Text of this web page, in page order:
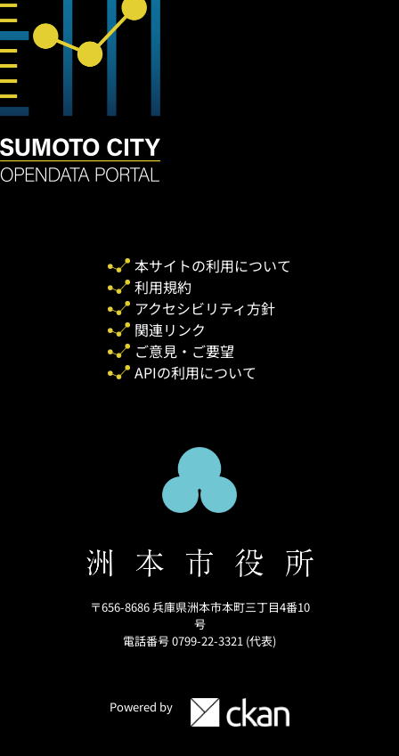
本サイトの利用について
利用規約
アクセシビリティ方針
関連リンク
ご意見・ご要望
APIの利用について
〒656-8686 兵庫県洲本市本町三丁目4番10
号
電話番号 0799-22-3321 (代表)
Powered by